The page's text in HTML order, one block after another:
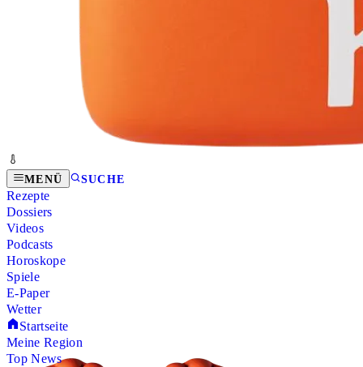
MENÜ SUCHE
Rezepte
Dossiers
Videos
Podcasts
Horoskope
Spiele
E-Paper
Wetter
Startseite
Meine Region
Top News